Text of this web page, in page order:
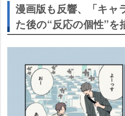
漫画版も反響、「キャ
た後の“反応の個性”を